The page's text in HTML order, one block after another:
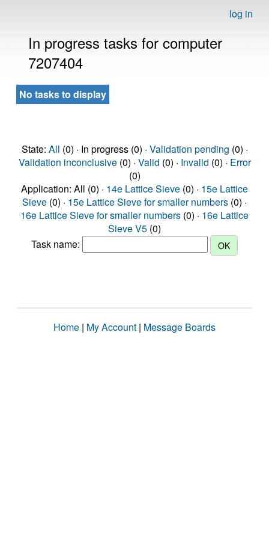
log in
In progress tasks for computer
7207404
No tasks to display
State: All (0) · In progress (0) · Validation pending (0) ·
Validation inconclusive(0) · Valid (0) · Invalid (0) · Error
(0)
Application: All (0) · 14e Lattice Sieve (0) · 15e Lattice
Sieve (0) · 15e Lattice Sieve for smaller numbers (0) ·
16e Lattice Sieve for smaller numbers (0) · 16e Lattice
Sieve V5 (0)
Task name:
Home | My Account | Message Boards